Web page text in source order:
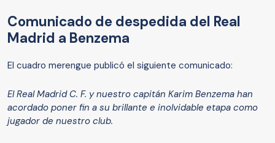
Comunicado de despedida del Real
Madrid a Benzema
El cuadro merengue publicó el siguiente comunicado:
El Real Madrid C. F. y nuestro capitán Karim Benzema han
acordado poner fin a su brillante e inolvidable etapa como
jugador de nuestro club.